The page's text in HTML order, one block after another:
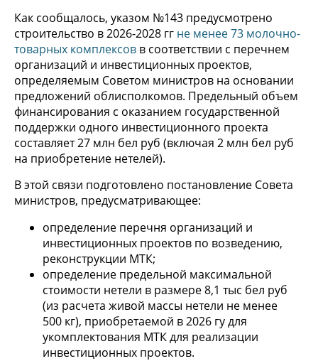
Как сообщалось, указом №143 предусмотрено
строительство в 2026-2028 гг не менее 73 молочно-
товарных комплексов в соответствии с перечнем
организаций и инвестиционных проектов,
определяемым Советом министров на основании
предложений облисполкомов. Предельный объем
финансирования с оказанием государственной
поддержки одного инвестиционного проекта
составляет 27 млн бел руб (включая 2 млн бел руб
на приобретение нетелей).
В этой связи подготовлено постановление Совета
министров, предусматривающее:
определение перечня организаций и
инвестиционных проектов по возведению,
реконструкции МТК;
определение предельной максимальной
стоимости нетели в размере 8,1 тыс бел руб
(из расчета живой массы нетели не менее
500 кг), приобретаемой в 2026 гу для
укомплектования МТК для реализации
инвестиционных проектов.